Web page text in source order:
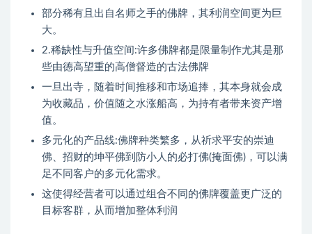
部分稀有且出自名师之手的佛牌，其利润空间更为巨
大。
2.稀缺性与升值空间:许多佛牌都是限量制作尤其是那
些由德高望重的高僧督造的古法佛牌
一旦出寺，随着时间推移和市场追捧，其本身就会成
为收藏品，价值随之水涨船高，为持有者带来资产增
值。
多元化的产品线:佛牌种类繁多，从祈求平安的崇迪
佛、招财的坤平佛到防小人的必打佛(掩面佛)，可以满
足不同客户的多元化需求。
这使得经营者可以通过组合不同的佛牌覆盖更广泛的
目标客群，从而增加整体利润